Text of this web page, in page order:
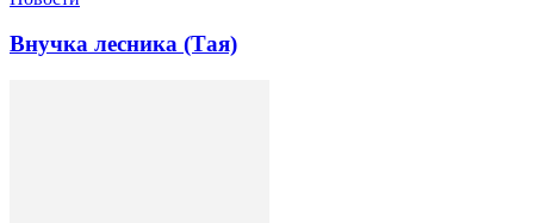
Внучка лесника (Тая)